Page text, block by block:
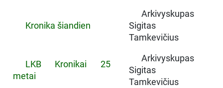
Kronika šiandien
Arkivyskupas
Sigitas
Tamkevičius
LKB Kronikai 25
metai
Arkivyskupas
Sigitas
Tamkevičius